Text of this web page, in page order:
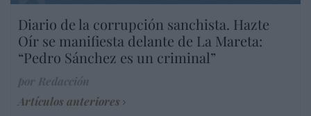
Diario de la corrupción sanchista. Hazte
Oír se manifiesta delante de La Mareta:
“Pedro Sánchez es un criminal”
Artículos anteriores